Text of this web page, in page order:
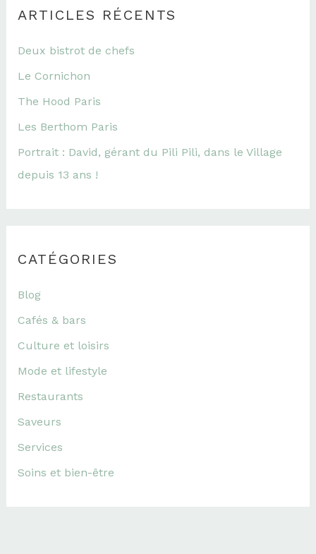
ARTICLES RÉCENTS
Deux bistrot de chefs
Le Cornichon
The Hood Paris
Les Berthom Paris
Portrait : David, gérant du Pili Pili, dans le Village
depuis 13 ans !
CATÉGORIES
Blog
Cafés & bars
Culture et loisirs
Mode et lifestyle
Restaurants
Saveurs
Services
Soins et bien-être